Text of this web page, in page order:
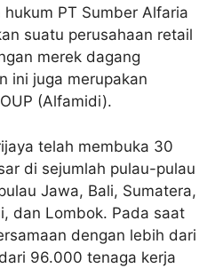
PT Sumber Alfaria
suatu perusahaan retail
merek dagang
ini juga merupakan
(Alfamidi).
telah membuka 30
di sejumlah pulau-pulau
Jawa, Bali, Sumatera,
dan Lombok. Pada saat
dengan lebih dari
96.000 tenaga kerja